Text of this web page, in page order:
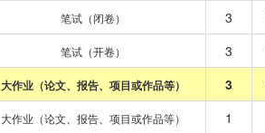
笔试（闭卷） 3
笔试（开卷） 3
大作业（论文、报告、项目或作品等） 3
大作业（论文、报告、项目或作品等） 1